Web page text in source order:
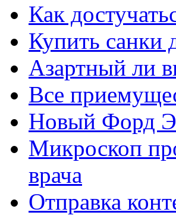
Как
Купить санки
Азартный ли
Все
Новый Форд
Микроскоп
врача
Отправка